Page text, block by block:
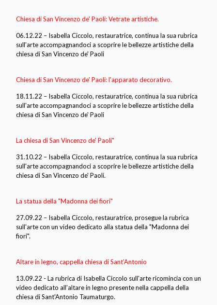
Chiesa di San Vincenzo de' Paoli: Vetrate artistiche.
06.12.22 – Isabella Ciccolo, restauratrice, continua la sua rubrica
sull'arte accompagnandoci a scoprire le bellezze artistiche della
chiesa di San Vincenzo de' Paoli
Chiesa di San Vincenzo de' Paoli: l'apparato decorativo.
18.11.22 – Isabella Ciccolo, restauratrice, continua la sua rubrica
sull'arte accompagnandoci a scoprire le bellezze artistiche della
chiesa di San Vincenzo de' Paoli
La chiesa di San Vincenzo de' Paoli"
31.10.22 – Isabella Ciccolo, restauratrice, continua la sua rubrica
sull'arte accompagnandoci a scoprire le bellezze artistiche della
chiesa di San Vincenzo de' Paoli.
La statua della "Madonna dei fiori"
27.09.22 – Isabella Ciccolo, restauratrice, prosegue la rubrica
sull'arte con un video dedicato alla statua della "Madonna dei
fiori".
Altare in legno, cappella chiesa di Sant’Antonio
13.09.22 - La rubrica di Isabella Ciccolo sull'arte ricomincia con un
video dedicato all'altare in legno presente nella cappella della
chiesa di Sant'Antonio Taumaturgo.